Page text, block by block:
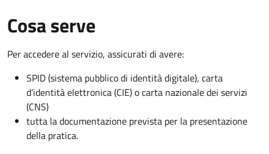
Cosa serve
Per accedere al servizio, assicurati di avere:
SPID (sistema pubblico di identità digitale), carta
d’identità elettronica (CIE) o carta nazionale dei servizi
(CNS)
tutta la documentazione prevista per la presentazione
della pratica.